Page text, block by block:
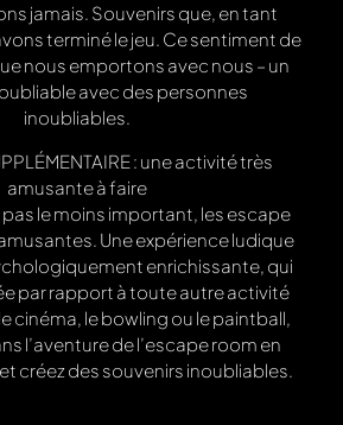
jamais. Souvenirs que, en tant
terminé le jeu. Ce sentiment de
nous emportons avec nous – un
avec des personnes
inoubliables.
: une activité très
amusante à faire
pas le moins important, les escape
Une expérience ludique
enrichissante, qui
par rapport à toute autre activité
cinéma, le bowling ou le paintball,
l’aventure de l’escape room en
créez des souvenirs inoubliables.